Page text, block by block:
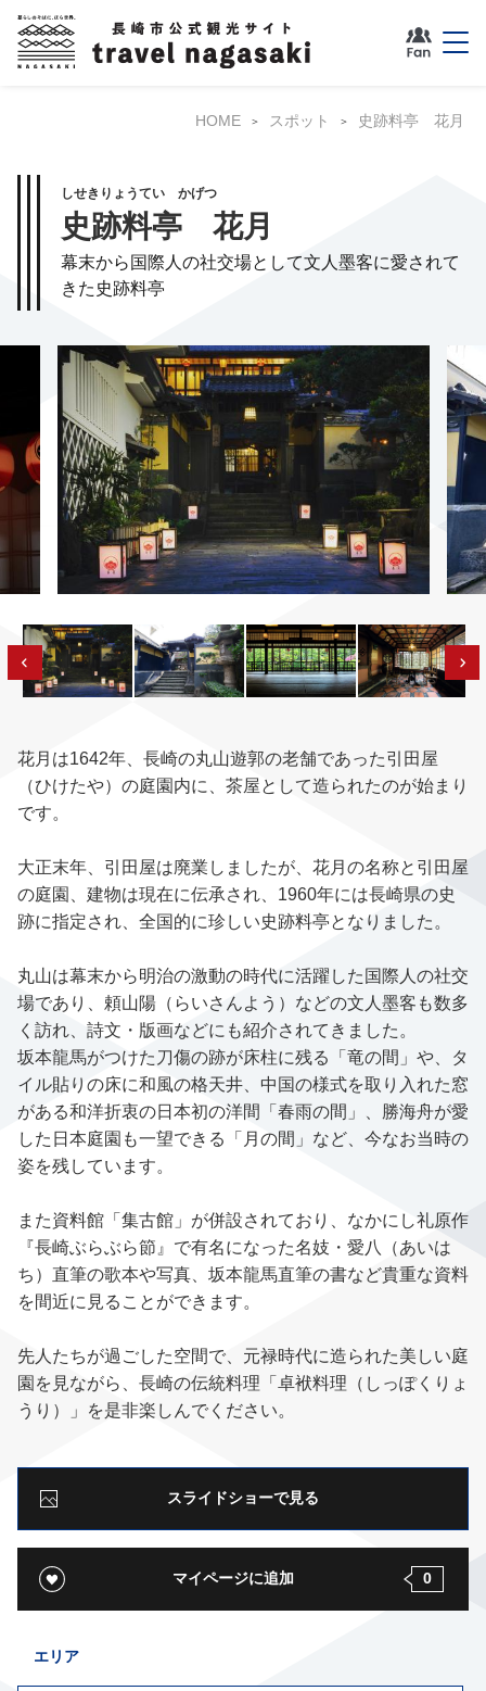
HOME スポット 史跡料亭 花月
しせきりょうてい かげつ
史跡料亭 花月
幕末から国際人の社交場として文人墨客に愛されて
きた史跡料亭
花月は1642年、長崎の丸山遊郭の老舗であった引田屋
（ひけたや）の庭園内に、茶屋として造られたのが始まり
です。
大正末年、引田屋は廃業しましたが、花月の名称と引田屋
の庭園、建物は現在に伝承され、1960年には長崎県の史
跡に指定され、全国的に珍しい史跡料亭となりました。
丸山は幕末から明治の激動の時代に活躍した国際人の社交
場であり、頼山陽（らいさんよう）などの文人墨客も数多
く訪れ、詩文・版画などにも紹介されてきました。
坂本龍馬がつけた刀傷の跡が床柱に残る「竜の間」や、タ
イル貼りの床に和風の格天井、中国の様式を取り入れた窓
がある和洋折衷の日本初の洋間「春雨の間」、勝海舟が愛
した日本庭園も一望できる「月の間」など、今なお当時の
姿を残しています。
また資料館「集古館」が併設されており、なかにし礼原作
『長崎ぶらぶら節』で有名になった名妓・愛八（あいは
ち）直筆の歌本や写真、坂本龍馬直筆の書など貴重な資料
を間近に見ることができます。
先人たちが過ごした空間で、元禄時代に造られた美しい庭
園を見ながら、長崎の伝統料理「卓袱料理（しっぽくりょ
うり）」を是非楽しんでください。
スライドショーで見る
マイページに追加 0
エリア